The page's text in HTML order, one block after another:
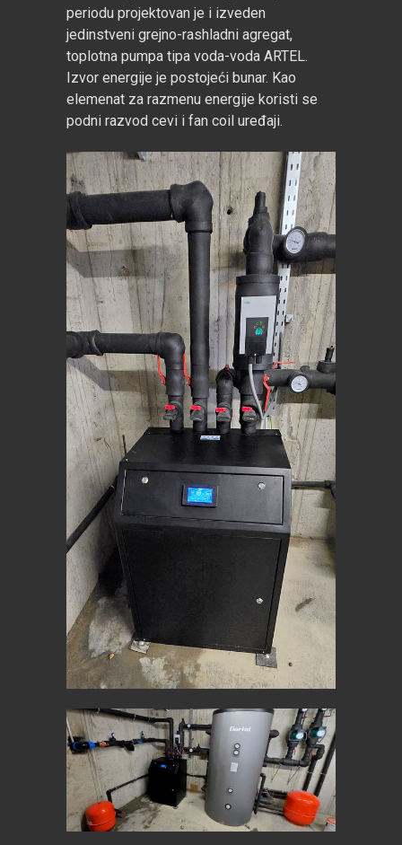
periodu projektovan je i izveden
jedinstveni grejno-rashladni agregat,
toplotna pumpa tipa voda-voda ARTEL.
Izvor energije je postojeći bunar. Kao
elemenat za razmenu energije koristi se
podni razvod cevi i fan coil uređaji.